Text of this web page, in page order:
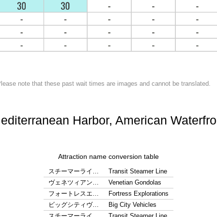
note that these past wait times are images and cannot be translated.
Harbor, American
Attraction name conversion table
スチーマーライ…
Transit Steamer Line
ヴェネツィアン…
Venetian Gondolas
フォートレスエ…
Fortress Explorations
ビッグシティヴ…
Big City Vehicles